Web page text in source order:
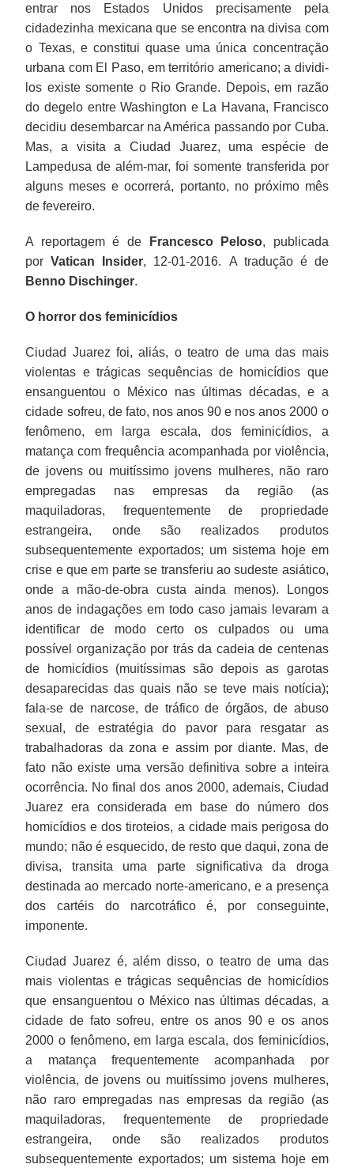
entrar nos Estados Unidos precisamente pela
cidadezinha mexicana que se encontra na divisa com
o Texas, e constitui quase uma única concentração
urbana com El Paso, em território americano; a dividi-
los existe somente o Rio Grande. Depois, em razão
do degelo entre Washington e La Havana, Francisco
decidiu desembarcar na América passando por Cuba.
Mas, a visita a Ciudad Juarez, uma espécie de
Lampedusa de além-mar, foi somente transferida por
alguns meses e ocorrerá, portanto, no próximo mês
de fevereiro.
A reportagem é de Francesco Peloso, publicada
porVatican Insider, 12-01-2016. A tradução é de
Benno Dischinger.
O horror dos feminicídios
Ciudad Juarez foi, aliás, o teatro de uma das mais
violentas e trágicas sequências de homicídios que
ensanguentou o México nas últimas décadas, e a
cidade sofreu, de fato, nos anos 90 e nos anos 2000 o
fenômeno, em larga escala, dos feminicídios, a
matança com frequência acompanhada por violência,
de jovens ou muitíssimo jovens mulheres, não raro
empregadas nas empresas da região (as
maquiladoras, frequentemente de propriedade
estrangeira, onde são realizados produtos
subsequentemente exportados; um sistema hoje em
crise e que em parte se transferiu ao sudeste asiático,
onde a mão-de-obra custa ainda menos). Longos
anos de indagações em todo caso jamais levaram a
identificar de modo certo os culpados ou uma
possível organização por trás da cadeia de centenas
de homicídios (muitíssimas são depois as garotas
desaparecidas das quais não se teve mais notícia);
fala-se de narcose, de tráfico de órgãos, de abuso
sexual, de estratégia do pavor para resgatar as
trabalhadoras da zona e assim por diante. Mas, de
fato não existe uma versão definitiva sobre a inteira
ocorrência. No final dos anos 2000, ademais, Ciudad
Juarez era considerada em base do número dos
homicídios e dos tiroteios, a cidade mais perigosa do
mundo; não é esquecido, de resto que daqui, zona de
divisa, transita uma parte significativa da droga
destinada ao mercado norte-americano, e a presença
dos cartéis do narcotráfico é, por conseguinte,
imponente.
Ciudad Juarez é, além disso, o teatro de uma das
mais violentas e trágicas sequências de homicídios
que ensanguentou o México nas últimas décadas, a
cidade de fato sofreu, entre os anos 90 e os anos
2000 o fenômeno, em larga escala, dos feminicídios,
a matança frequentemente acompanhada por
violência, de jovens ou muitíssimo jovens mulheres,
não raro empregadas nas empresas da região (as
maquiladoras, frequentemente de propriedade
estrangeira, onde são realizados produtos
subsequentemente exportados; um sistema hoje em